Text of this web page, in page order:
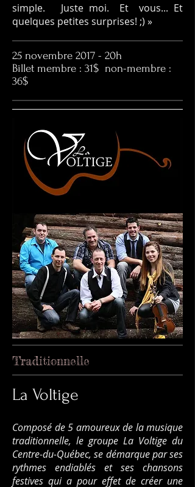
simple. Juste moi. Et vous... Et
quelques petites surprises! ;) »
25 novembre 2017 - 20h
Billet membre : 31$ non-membre :
36$
Traditionnelle
La Voltige
Composé de 5 amoureux de la musique
traditionnelle, le groupe La Voltige du
Centre-du-Québec, se démarque par ses
rythmes endiablés et ses chansons
festives qui a pour effet de créer une